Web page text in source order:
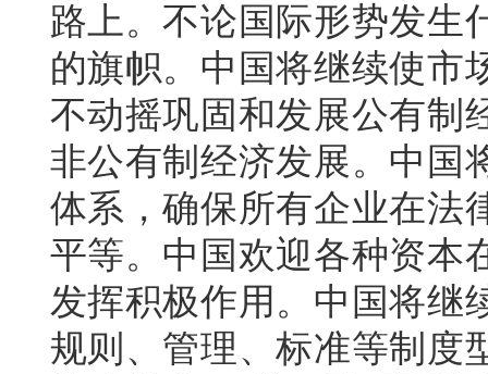
路上。不论国际形势发生
的旗帜。中国将继续使市
不动摇巩固和发展公有制
非公有制经济发展。中国
体系，确保所有企业在法
平等。中国欢迎各种资本
发挥积极作用。中国将继
规则、管理、标准等制度